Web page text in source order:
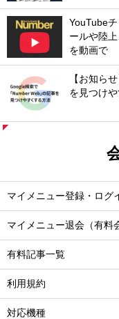
YouTube
ールや陸
を動画で
【お知ら
を見つけ
マイメニュー登録・ログ
マイメニュー退会（有料
有料記事一覧
利用規約
対応機種